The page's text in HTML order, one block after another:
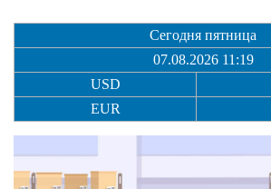
Сегодня пятница
07.08.2026 11:19
USD
EUR